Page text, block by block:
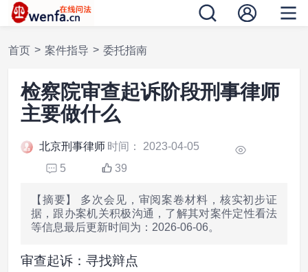
首页 > 案件指导 > 委托指南
检察院审查起诉阶段刑事律师
主要做什么
北京刑事律师 时间： 2023-04-05
5
39
【摘要】 多次会见，审阅案卷材料，核实初步证
据，跟办案机关积极沟通，了解其对案件定性看法
等信息最后更新时间为：2026-06-06。
审查起诉：寻找辩点